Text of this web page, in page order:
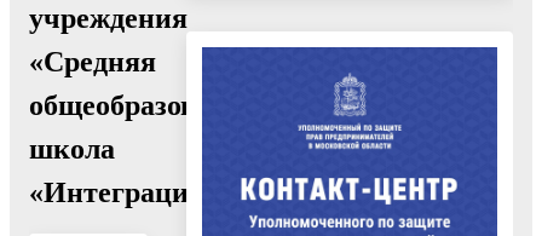
учреждения
«Средняя
общеобразовательная
школа
«Интеграция»"